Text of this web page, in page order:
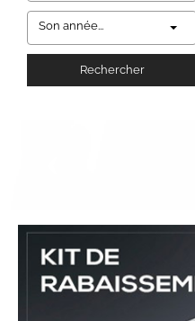
Son année...
Rechercher